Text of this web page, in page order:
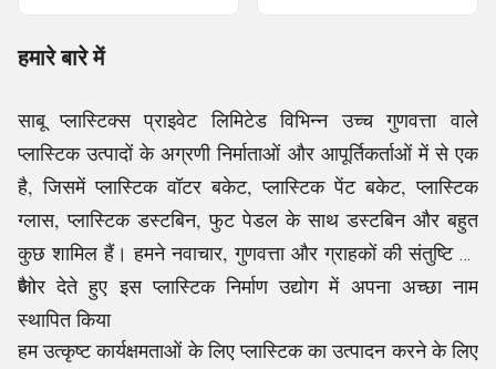
हमारे बारे में
साबू प्लास्टिक्स प्राइवेट लिमिटेड विभिन्न उच्च गुणवत्ता वाले
प्लास्टिक उत्पादों के अग्रणी निर्माताओं और आपूर्तिकर्ताओं में से एक
है, जिसमें प्लास्टिक वॉटर बकेट, प्लास्टिक पेंट बकेट, प्लास्टिक
ग्लास, प्लास्टिक डस्टबिन, फुट पेडल के साथ डस्टबिन और बहुत
कुछ शामिल हैं। हमने नवाचार, गुणवत्ता और ग्राहकों की संतुष्टि पर
जोर देते हुए इस प्लास्टिक निर्माण उद्योग में अपना अच्छा नाम
स्थापित किया
है।
हम उत्कृष्ट कार्यक्षमताओं के लिए प्लास्टिक का उत्पादन करने के लिए